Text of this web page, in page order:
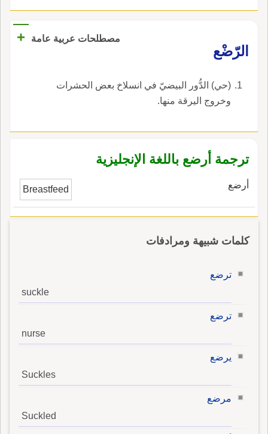
سقطت رواضعه، وقيل: الرواضع ست من أَعلى
الفم وست من أَسفله.
مصطلحات عربية عامة
+
الرّضْع
(حي) الدُّور البيضيّ في انسلاخ بعض الحشرات
وخروج اليرقة منها.
ترجمة أرضع باللغة الإنجليزية
أرضع Breastfeed
كلمات شبيهة ومرادفات
ترضع
suckle
ترضع
nurse
يرضع
Suckles
مرضع
Suckled